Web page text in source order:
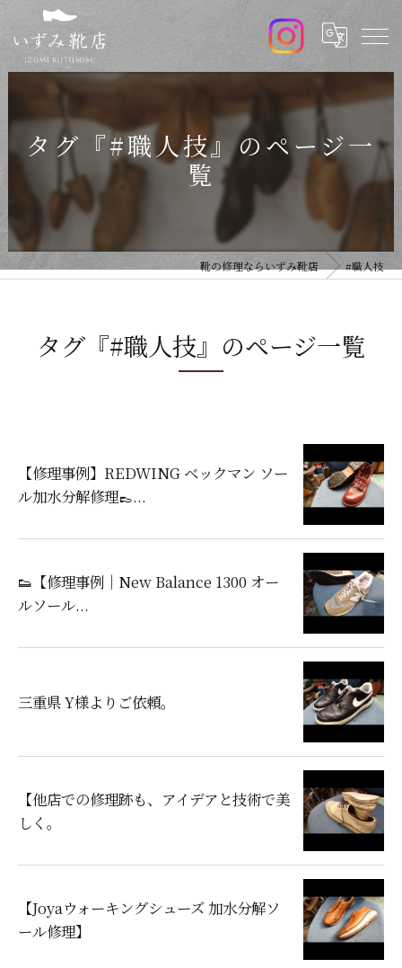
タグ『#職人技』のページ一
覧
靴の修理ならいずみ靴店 #職人技
タグ『#職人技』のページ一覧
【修理事例】REDWING ベックマン ソー
ル加水分解修理👞...
👟【修理事例｜New Balance 1300 オー
ルソール...
三重県 Y様よりご依頼。
【他店での修理跡も、アイデアと技術で美
しく。
【Joyaウォーキングシューズ 加水分解ソ
ール修理】